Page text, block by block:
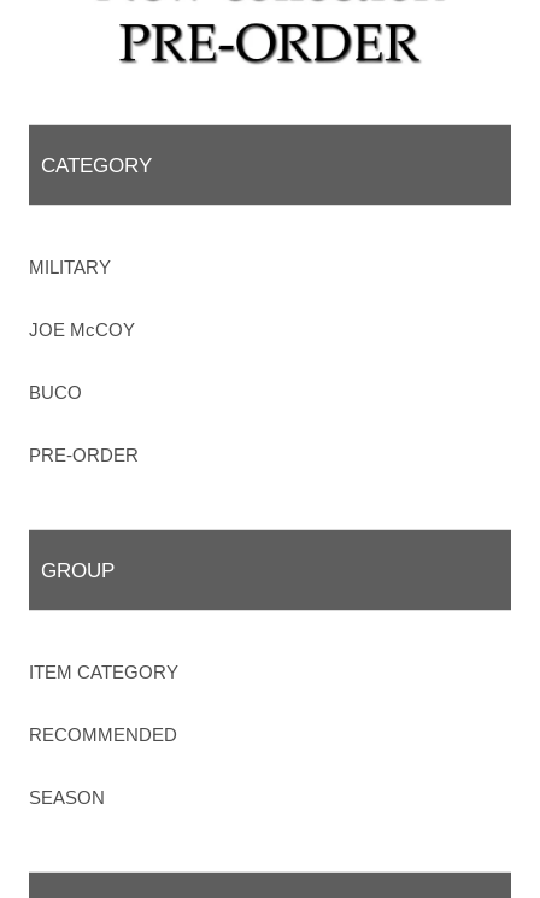
CATEGORY
MILITARY
JOE McCOY
BUCO
PRE-ORDER
GROUP
ITEM CATEGORY
RECOMMENDED
SEASON